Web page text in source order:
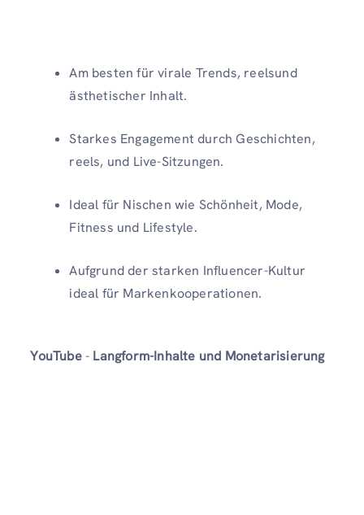
Am besten für virale Trends, reelsund
ästhetischer Inhalt.
Starkes Engagement durch Geschichten,
reels, und Live-Sitzungen.
Ideal für Nischen wie Schönheit, Mode,
Fitness und Lifestyle.
Aufgrund der starken Influencer-Kultur
ideal für Markenkooperationen.
YouTube- Langform-Inhalte und Monetarisierung